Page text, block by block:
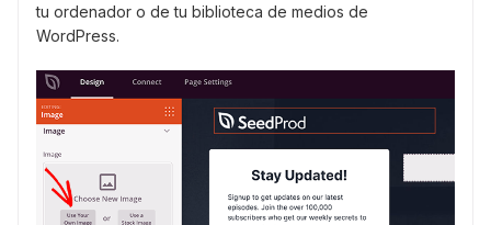
tu ordenador o de tu biblioteca de medios de
WordPress.